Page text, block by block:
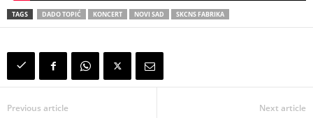
TAGS DADO TOPIĆ KONCERT NOVI SAD SKCNS FABRIKA
Previous article Next article